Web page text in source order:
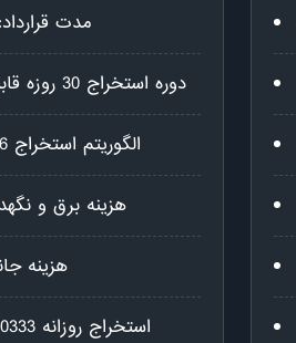
مدت قرارداد: 30
دوره استخراج 30 روزه قابل تمدید
الگوریتم استخراج SHA-256
هزینه برق و
هزینه
استخراج روزانه 0.00333 BTC